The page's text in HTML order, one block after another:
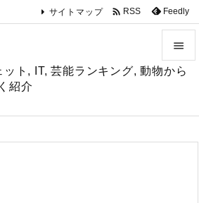
ト, IT, 芸能ランキング, 動物から
紹介



サイトマップ  RSS Feedly